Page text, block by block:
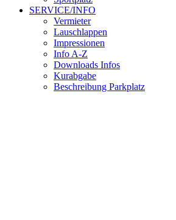
SERVICE/INFO
Vermieter
Lauschlappen
Impressionen
Info A-Z
Downloads Infos
Kurabgabe
Beschreibung Parkplatz